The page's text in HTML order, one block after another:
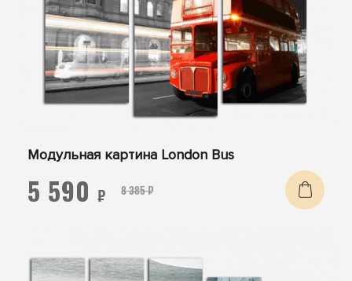
Модульная картина London Bus
8 385 ₽
5 590 ₽